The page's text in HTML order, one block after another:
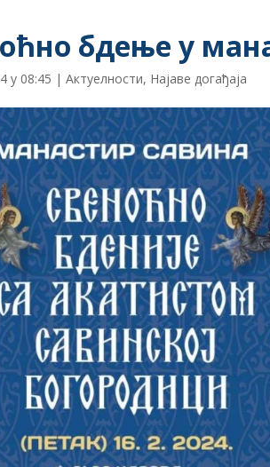
бдење у
у 08:45 |Актуелности, Најаве догађаја